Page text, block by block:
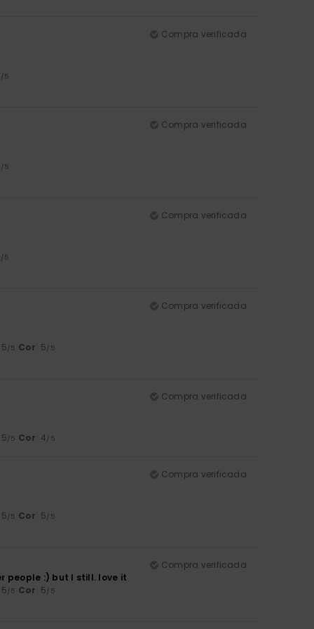
Compra verificada
/5
Compra verificada
/5
Compra verificada
/5
Compra verificada
/5 Cor: 5/5
Compra verificada
/5 Cor: 4/5
Compra verificada
/5 Cor: 5/5
Compra verificada
people :) but I still. love it
/5 Cor: 5/5